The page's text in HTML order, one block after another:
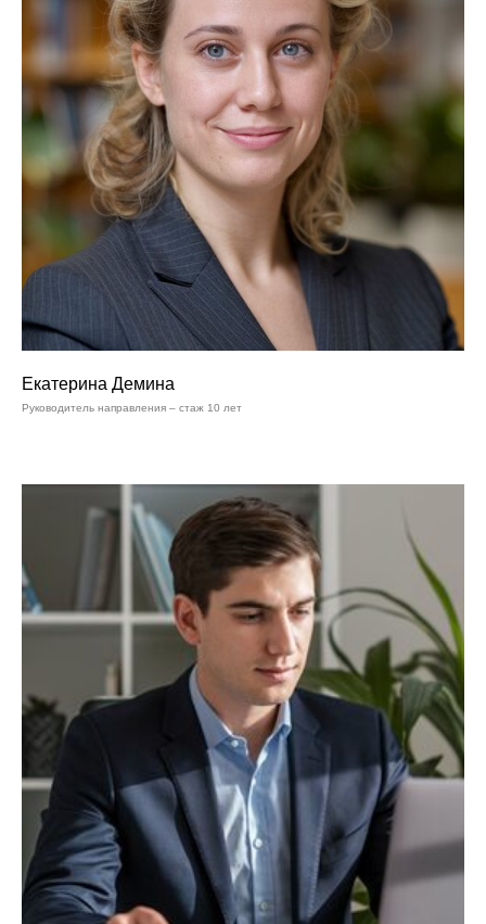
Екатерина Демина
Руководитель направления – стаж 10 лет